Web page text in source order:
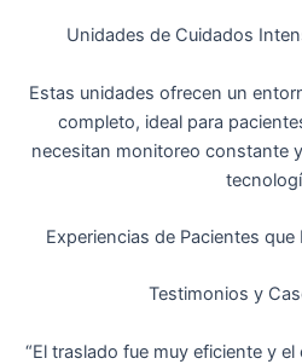
Unidades de Cuidados
Estas unidades ofrecen un
completo, ideal para
necesitan monitoreo constante
Experiencias de Pacientes
Testimonios y
“El traslado fue muy eficiente y